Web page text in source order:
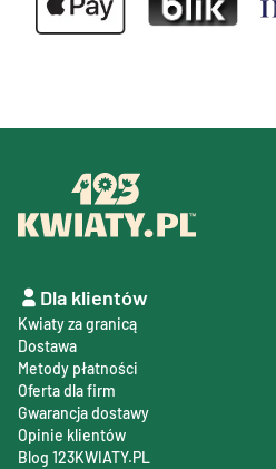
Dla klientów
Kwiaty za granicą
Dostawa
Metody płatności
Oferta dla firm
Gwarancja dostawy
Opinie klientów
Blog 123KWIATY.PL